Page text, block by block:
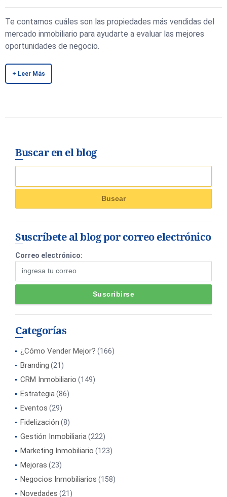
Te contamos cuáles son las propiedades más vendidas del
mercado inmobiliario para ayudarte a evaluar las mejores
oportunidades de negocio.
+ Leer Más
Buscar en el blog
Suscríbete al blog por correo electrónico
Correo electrónico:
Categorías
¿Cómo Vender Mejor? (166)
Branding (21)
CRM Inmobiliario (149)
Estrategia(86)
Eventos (29)
Fidelización (8)
Gestión Inmobiliaria(222)
Marketing Inmobiliario (123)
Mejoras (23)
Negocios Inmobiliarios (158)
Novedades (21)